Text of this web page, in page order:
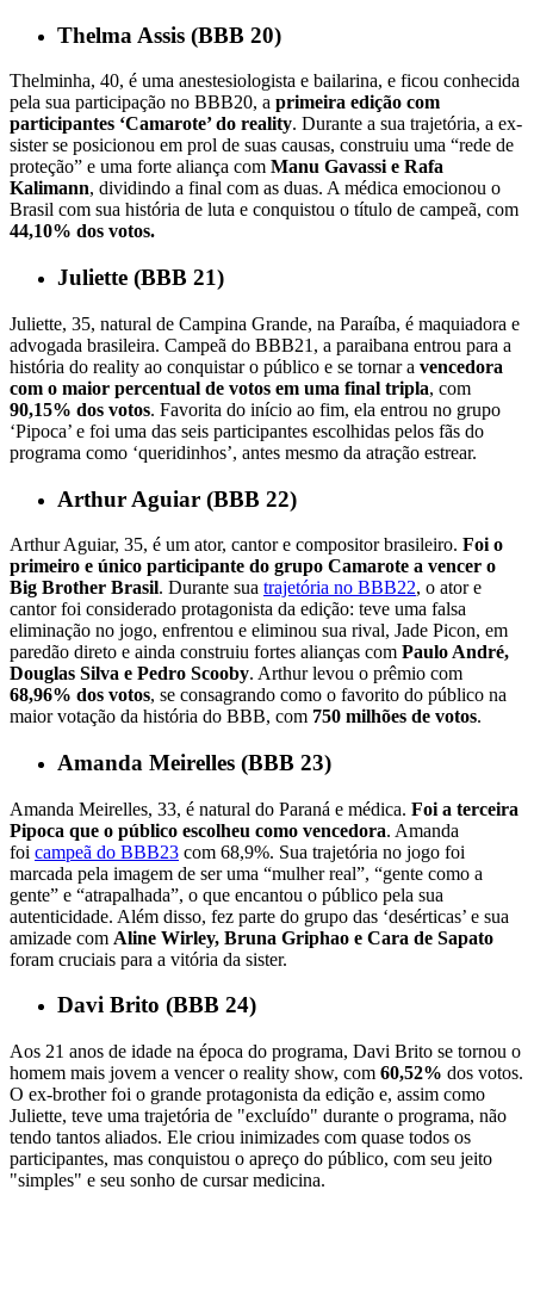
Thelma Assis (BBB 20)
Thelminha, 40, é uma anestesiologista e bailarina, e ficou conhecida
pela sua participação no BBB20, a primeira edição com
participantes ‘Camarote’ do reality. Durante a sua trajetória, a ex-
sister se posicionou em prol de suas causas, construiu uma “rede de
proteção” e uma forte aliança com Manu Gavassi e Rafa
Kalimann, dividindo a final com as duas. A médica emocionou o
Brasil com sua história de luta e conquistou o título de campeã, com
44,10% dos votos.
Juliette (BBB 21)
Juliette, 35, natural de Campina Grande, na Paraíba, é maquiadora e
advogada brasileira. Campeã do BBB21, a paraibana entrou para a
história do reality ao conquistar o público e se tornar a vencedora
com o maior percentual de votos em uma final tripla, com
90,15% dos votos. Favorita do início ao fim, ela entrou no grupo
‘Pipoca’ e foi uma das seis participantes escolhidas pelos fãs do
programa como ‘queridinhos’, antes mesmo da atração estrear.
Arthur Aguiar (BBB 22)
Arthur Aguiar, 35, é um ator, cantor e compositor brasileiro. Foi o
primeiro e único participante do grupo Camarote a vencer o
Big Brother Brasil. Durante sua trajetória no BBB22, o ator e
cantor foi considerado protagonista da edição: teve uma falsa
eliminação no jogo, enfrentou e eliminou sua rival, Jade Picon, em
paredão direto e ainda construiu fortes alianças com Paulo André,
Douglas Silva e Pedro Scooby. Arthur levou o prêmio com
68,96% dos votos, se consagrando como o favorito do público na
maior votação da história do BBB, com 750 milhões de votos.
Amanda Meirelles (BBB 23)
Amanda Meirelles, 33, é natural do Paraná e médica. Foi a terceira
Pipoca que o público escolheu como vencedora. Amanda
foi campeã do BBB23 com 68,9%. Sua trajetória no jogo foi
marcada pela imagem de ser uma “mulher real”, “gente como a
gente” e “atrapalhada”, o que encantou o público pela sua
autenticidade. Além disso, fez parte do grupo das ‘desérticas’ e sua
amizade com Aline Wirley, Bruna Griphao e Cara de Sapato
foram cruciais para a vitória da sister.
Davi Brito (BBB 24)
Aos 21 anos de idade na época do programa, Davi Brito se tornou o
homem mais jovem a vencer o reality show, com 60,52% dos votos.
O ex-brother foi o grande protagonista da edição e, assim como
Juliette, teve uma trajetória de "excluído" durante o programa, não
tendo tantos aliados. Ele criou inimizades com quase todos os
participantes, mas conquistou o apreço do público, com seu jeito
"simples" e seu sonho de cursar medicina.